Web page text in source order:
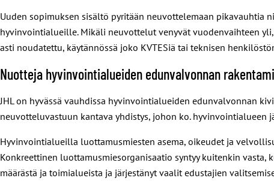
Uuden sopimuksen sisältö pyritään neuvottelemaan pikavauhtia
hyvinvointialueille. Mikäli neuvottelut venyvät vuodenvaihteen
asti noudatettu, käytännössä joko KVTESiä tai teknisen
Nuotteja hyvinvointialueiden edunvalvonnan
JHL on hyvässä vauhdissa hyvinvointialueiden edunvalvonnan
neuvotteluvastuun kantava yhdistys, johon ko. hyvinvointialueen
Hyvinvointialueilla luottamusmiesten asema, oikeudet ja
Konkreettinen luottamusmiesorganisaatio syntyy kuitenkin
määrästä ja toimialueista ja järjestänyt vaalit edustajien